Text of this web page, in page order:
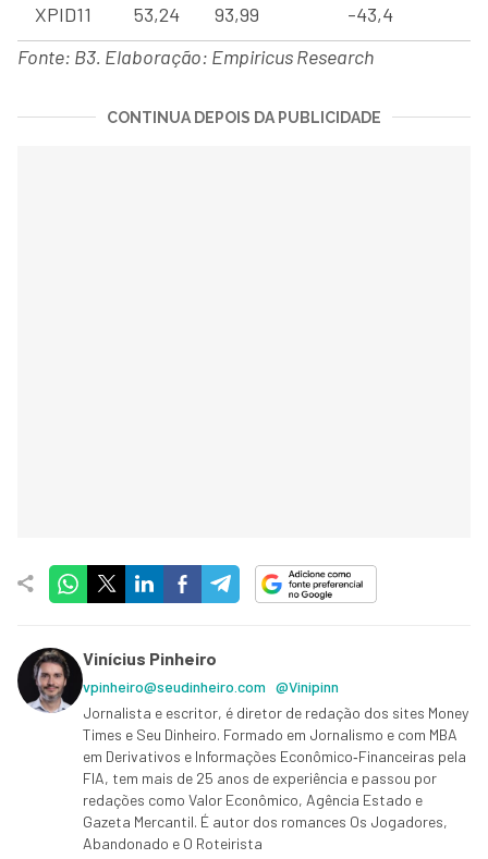
XPID11 53,24 93,99
-43,4
Fonte: B3. Elaboração: Empiricus Research
CONTINUA DEPOIS DA PUBLICIDADE
Vinícius Pinheiro
vpinheiro@seudinheiro.com @Vinipinn
Jornalista e escritor, é diretor de redação dos sites Money
Times e Seu Dinheiro. Formado em Jornalismo e com MBA
em Derivativos e Informações Econômico‑Financeiras pela
FIA, tem mais de 25 anos de experiência e passou por
redações como Valor Econômico, Agência Estado e
Gazeta Mercantil. É autor dos romances Os Jogadores,
Abandonado e O Roteirista